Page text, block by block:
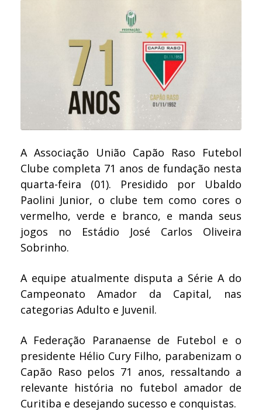
A Associação União Capão Raso Futebol
Clube completa 71 anos de fundação nesta
quarta-feira (01). Presidido por Ubaldo
Paolini Junior, o clube tem como cores o
vermelho, verde e branco, e manda seus
jogos no Estádio José Carlos Oliveira
Sobrinho.
A equipe atualmente disputa a Série A do
Campeonato Amador da Capital, nas
categorias Adulto e Juvenil.
A Federação Paranaense de Futebol e o
presidente Hélio Cury Filho, parabenizam o
Capão Raso pelos 71 anos, ressaltando a
relevante história no futebol amador de
Curitiba e desejando sucesso e conquistas.